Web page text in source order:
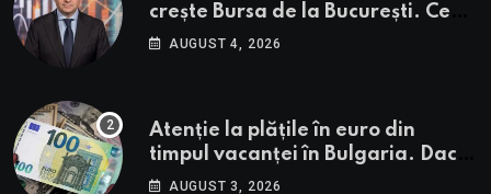
crește Bursa de la București. Ce
urmează pentru BVB potrivit lui
AUGUST 4, 2026
Atenție la plățile în euro din
timpul vacanței în Bulgaria. Dacă
în România cele mai falsificate
AUGUST 3, 2026